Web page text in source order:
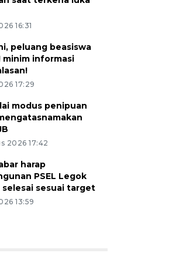
16:31
peluang beasiswa
minim informasi
17:29
modus penipuan
2026 17:42
harap
PSEL Legok
selesai sesuai target
13:59